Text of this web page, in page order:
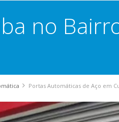
no
Portas Automáticas de Aço em Curitiba no